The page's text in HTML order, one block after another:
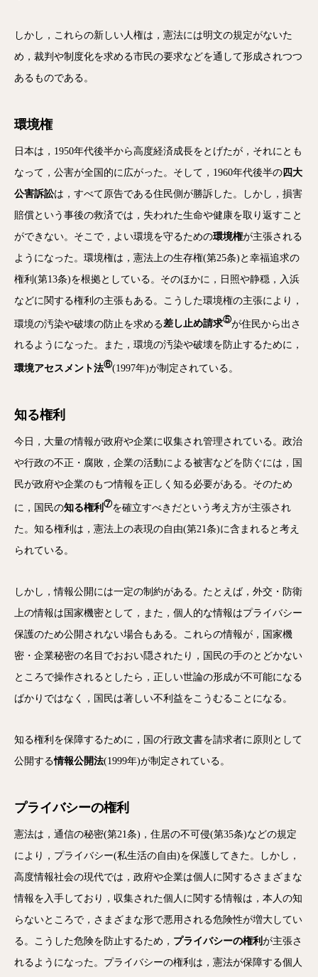
しかし，これらの新しい人権は，憲法には明文の規定がないた
め，裁判や制度化を求める市民の要求などを通して形成されつつ
あるものである。
環境権
日本は，1950年代後半から高度経済成長をとげたが，それにとも
なって，公害が全国的に広がった。そして，1960年代後半の 四大
公害訴訟は，すべて原告である住民側が勝訴した。しかし，損害
賠償という事後の救済では，失われた生命や健康を取り返すこと
ができない。そこで，よい環境を守るための環境権が主張される
ようになった。環境権は，憲法上の生存権(第25条)と幸福追求の
権利(第13条)を根拠としている。そのほかに，日照や静穏，入浜
などに関する権利の主張もある。こうした環境権の主張により，
環境の汚染や破壊の防止を求める差し止め請求⑤が住民から出さ
れるようになった。また，環境の汚染や破壊を防止するために，
環境アセスメント法⑥(1997年)が制定されている。
知る権利
今日，大量の情報が政府や企業に収集され管理されている。政治
や行政の不正・腐敗，企業の活動による被害などを防ぐには，国
民が政府や企業のもつ情報を正しく知る必要がある。そのため
に，国民の知る権利 ⑦を確立すべきだという考え方が主張され
た。知る権利は，憲法上の表現の自由(第21条)に含まれると考え
られている。
しかし，情報公開には一定の制約がある。たとえば，外交・防衛
上の情報は国家機密として，また，個人的な情報はプライバシー
保護のため公開されない場合もある。これらの情報が，国家機
密・企業秘密の名目でおおい隠されたり，国民の手のとどかない
ところで操作されるとしたら，正しい世論の形成が不可能になる
ばかりではなく，国民は著しい不利益をこうむることになる。
知る権利を保障するために，国の行政文書を請求者に原則として
公開する情報公開法(1999年)が制定されている。
プライバシーの権利
憲法は，通信の秘密(第21条)，住居の不可侵(第35条)などの規定
により，プライバシー(私生活の自由)を保護してきた。しかし，
高度情報社会の現代では，政府や企業は個人に関するさまざまな
情報を入手しており，収集された個人に関する情報は，本人の知
らないところで，さまざまな形で悪用される危険性が増大してい
る。こうした危険を防止するため， プライバシーの権利 が主張さ
れるようになった。プライバシーの権利は，憲法が保障する個人